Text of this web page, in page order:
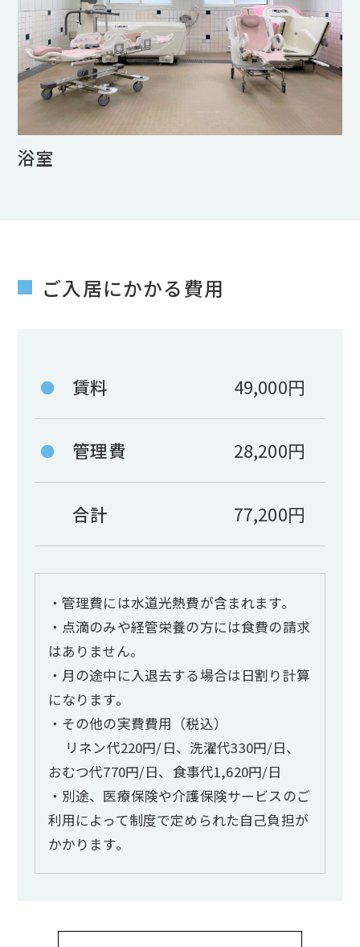
浴室
ご入居にかかる費用
● 賃料 49,000円
● 管理費 28,200円
合計 77,200円
・管理費には水道光熱費が含まれます。
・点滴のみや経管栄養の方には食費の請求
はありません。
・月の途中に入退去する場合は日割り計算
になります。
・その他の実費費用（税込）
リネン代220円/日、洗濯代330円/日、
おむつ代770円/日、食事代1,620円/日
・別途、医療保険や介護保険サービスのご
利用によって制度で定められた自己負担が
かかります。